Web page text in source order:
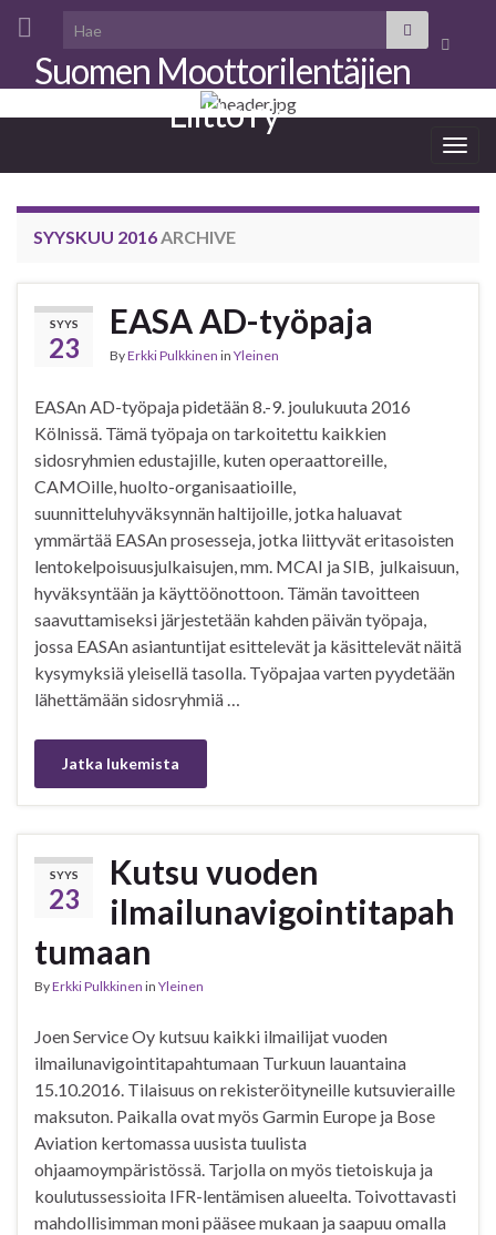
Toggle
Search for:
Suomen Moottorilentäjien
Liitto ry
SYYSKUU 2016ARCHIVE
SYYS
23
EASA AD-työpaja
ByErkki Pulkkinen in Yleinen
EASAn AD-työpaja pidetään 8.-9. joulukuuta 2016
Kölnissä. Tämä työpaja on tarkoitettu kaikkien
sidosryhmien edustajille, kuten operaattoreille,
CAMOille, huolto-organisaatioille,
suunnitteluhyväksynnän haltijoille, jotka haluavat
ymmärtää EASAn prosesseja, jotka liittyvät eritasoisten
lentokelpoisuusjulkaisujen, mm. MCAI ja SIB, julkaisuun,
hyväksyntään ja käyttöönottoon. Tämän tavoitteen
saavuttamiseksi järjestetään kahden päivän työpaja,
jossa EASAn asiantuntijat esittelevät ja käsittelevät näitä
kysymyksiä yleisellä tasolla. Työpajaa varten pyydetään
lähettämään sidosryhmiä …
Jatka lukemista
SYYS
23
Kutsu vuoden
ilmailunavigointitapah
tumaan
ByErkki Pulkkinen in Yleinen
Joen Service Oy kutsuu kaikki ilmailijat vuoden
ilmailunavigointitapahtumaan Turkuun lauantaina
15.10.2016. Tilaisuus on rekisteröityneille kutsuvieraille
maksuton. Paikalla ovat myös Garmin Europe ja Bose
Aviation kertomassa uusista tuulista
ohjaamoympäristössä. Tarjolla on myös tietoiskuja ja
koulutussessioita IFR-lentämisen alueelta. Toivottavasti
mahdollisimman moni pääsee mukaan ja saapuu omalla